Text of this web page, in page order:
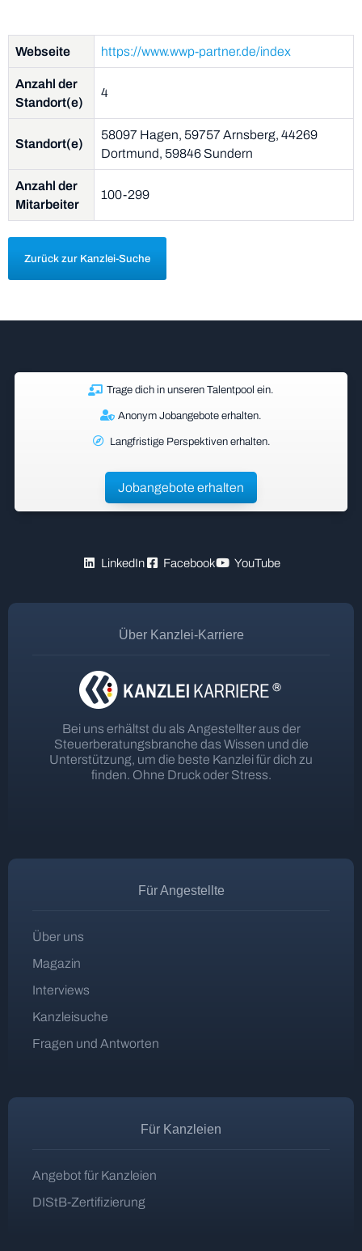
Webseite https://www.wwp-partner.de/index
Anzahl der
Standort(e)
4
Standort(e)
58097 Hagen, 59757 Arnsberg, 44269
Dortmund, 59846 Sundern
Anzahl der
Mitarbeiter
100-299
Zurück zur Kanzlei-Suche
Trage dich in unseren Talentpool ein.
Anonym Jobangebote erhalten.
Langfristige Perspektiven erhalten.
Jobangebote erhalten
LinkedIn Facebook YouTube
Über Kanzlei-Karriere
Bei uns erhältst du als Angestellter aus der
Steuerberatungsbranche das Wissen und die
Unterstützung, um die beste Kanzlei für dich zu
finden. Ohne Druck oder Stress.
Für Angestellte
Über uns
Magazin
Interviews
Kanzleisuche
Fragen und Antworten
Für Kanzleien
Angebot für Kanzleien
DIStB-Zertifizierung